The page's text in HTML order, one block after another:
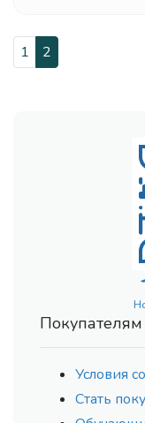
1 2
Покупателям
Условия
Стать